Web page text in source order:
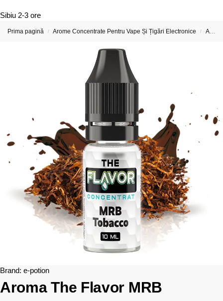
Sibiu 2-3 ore
Prima pagină / Arome Concentrate Pentru Vape Și Țigări Electronice / Arome Concentrate The Flavor 10ml
Brand: e-potion
Aroma The Flavor MRB